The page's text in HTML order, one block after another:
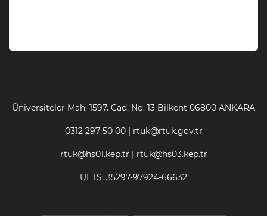
Üniversiteler Mah. 1597. Cad. No: 13 Bilkent 06800 ANKARA
0312 297 50 00 | rtuk@rtuk.gov.tr
rtuk@hs01.kep.tr | rtuk@hs03.kep.tr
UETS: 35297-97924-66632